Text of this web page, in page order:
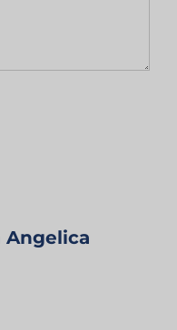
Angelica